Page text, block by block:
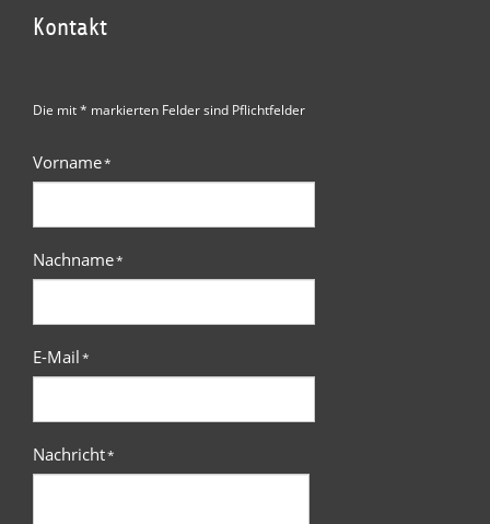
Kontakt
Die mit * markierten Felder sind Pflichtfelder
Vorname*
Nachname*
E-Mail*
Nachricht*